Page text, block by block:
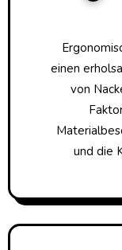
Ergonomische Kissen sind entscheidend für
einen
von
und die